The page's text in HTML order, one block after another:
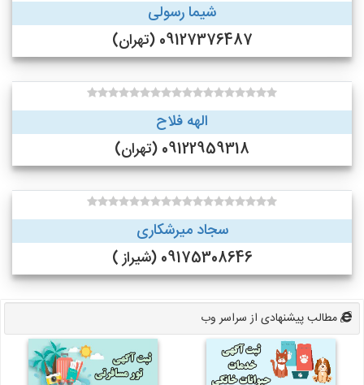
شیما رسولی
09127376487 (تهران)
الهه فلاح
09122959318 (تهران)
سجاد میرشکاری
09175308646 (شیراز )
مطالب پیشنهادی از سراسر وب